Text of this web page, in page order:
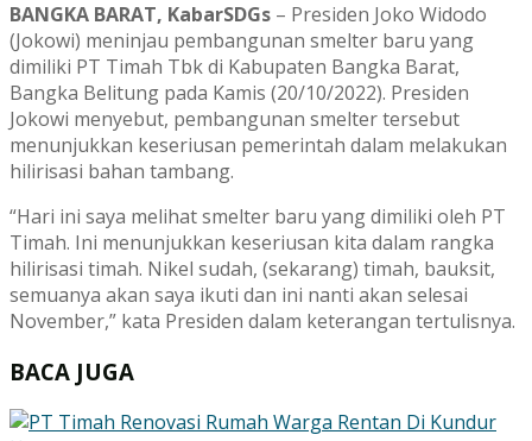
BANGKA BARAT, KabarSDGs – Presiden Joko Widodo
(Jokowi) meninjau pembangunan smelter baru yang
dimiliki PT Timah Tbk di Kabupaten Bangka Barat,
Bangka Belitung pada Kamis (20/10/2022). Presiden
Jokowi menyebut, pembangunan smelter tersebut
menunjukkan keseriusan pemerintah dalam melakukan
hilirisasi bahan tambang.
“Hari ini saya melihat smelter baru yang dimiliki oleh PT
Timah. Ini menunjukkan keseriusan kita dalam rangka
hilirisasi timah. Nikel sudah, (sekarang) timah, bauksit,
semuanya akan saya ikuti dan ini nanti akan selesai
November,” kata Presiden dalam keterangan tertulisnya.
BACA JUGA